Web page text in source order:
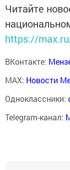
Читайте
https://
ВКонтакте:
MAX: Новости
Одноклассники:
Telegram-канал: